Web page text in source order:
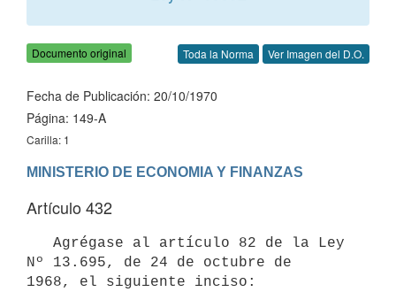
Documento original Toda la Norma Ver Imagen del D.O.
Fecha de Publicación: 20/10/1970
Página: 149-A
Carilla: 1
MINISTERIO DE ECONOMIA Y FINANZAS
Artículo 432
Nº 13.695, de 24 de octubre de
1968, el siguiente inciso: